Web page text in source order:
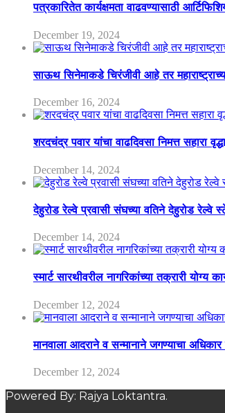
पत्रकारितेत कार्यक्षमता वाढवण्यासाठी
December 19, 2024
साऊथ सिनेमाकडे चिरंजीवी आहे तर
December 16, 2024
शरदचंद्र पवार यांचा वाढदिवसा निमत्त सहारा
December 14, 2024
देहुरोड रेल्वे प्रवासी संघच्या वतिने देहुरोड रेल्वे
December 14, 2024
स्मार्ट सारथीवरील नागरिकांच्या तक्रारी योग्य
December 12, 2024
मानवाला आदराने व सन्मानाने जगण्याचा
December 12, 2024
Powered By: Rajya Loktantra.